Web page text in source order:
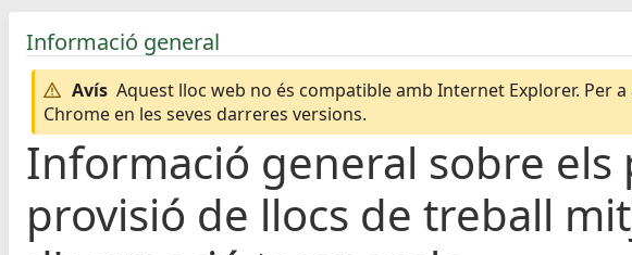
Informació general
Avís Aquest lloc web no és compatible amb Internet Explorer. Per
Chrome en les seves darreres versions.
Informació general sobre els
provisió de llocs de treball